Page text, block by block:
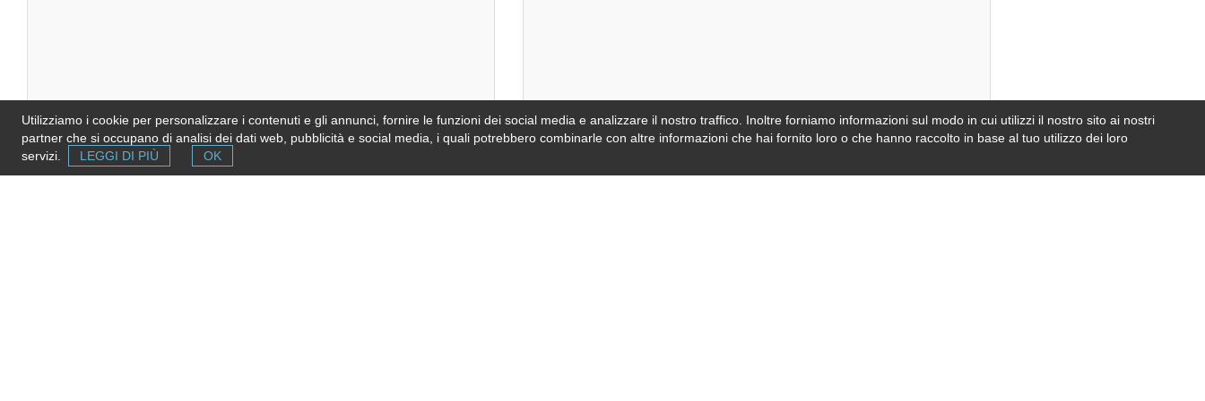
descrizione video oppure foto
Utilizziamo i cookie per personalizzare i contenuti e gli annunci, fornire le funzioni dei social media e analizzare il nostro traffico. Inoltre forniamo informazioni sul modo in cui utilizzi il nostro sito ai nostri
partner che si occupano di analisi dei dati web, pubblicità e social media, i quali potrebbero combinarle con altre informazioni che hai fornito loro o che hanno raccolto in base al tuo utilizzo dei loro
servizi.
LEGGI DI PIÙ OK